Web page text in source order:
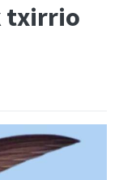
txirrio